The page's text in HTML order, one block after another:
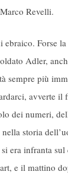
Revelli.
Forse
Adler,
sempre più
avverte il
dei numeri,
storia
era infranta
e il mattino